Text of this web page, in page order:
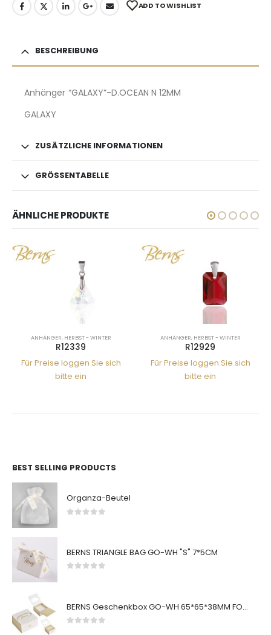
ADD TO WISHLIST
BESCHREIBUNG
Anhänger “GALAXY”-D.OCEAN N 12MM
GALAXY
ZUSÄTZLICHE INFORMATIONEN
GRÖSSENTABELLE
ÄHNLICHE PRODUKTE
ANHÄNGER, HERBST - WINTER
R12339
Für Preise loggen Sie sich
bitte ein
ANHÄNGER, HERBST - WINTER
R12929
Für Preise loggen Sie sich
bitte ein
BEST SELLING PRODUCTS
Organza-Beutel
BERNS TRIANGLE BAG GO-WH "S" 7*5CM
BERNS Geschenkbox GO-WH 65*65*38MM FOR SMALL SETS